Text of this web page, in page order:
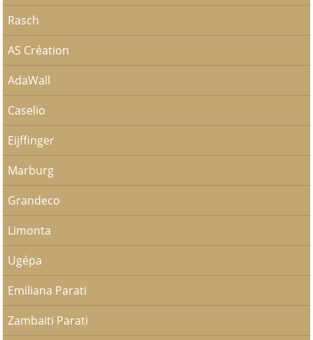
Rasch
AS Création
AdaWall
Caselio
Eijffinger
Marburg
Grandeco
Limonta
Ugépa
Emiliana Parati
Zambaiti Parati